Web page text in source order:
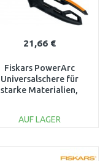
21,66 €
Fiskars PowerArc
Universalschere für
starke Materialien,
AUF LAGER